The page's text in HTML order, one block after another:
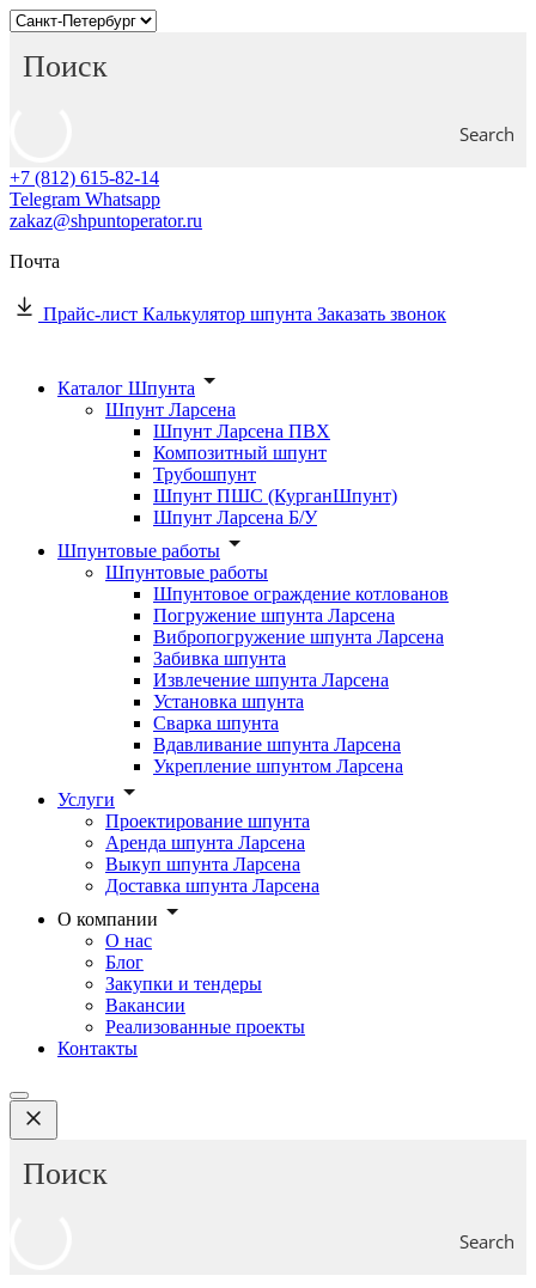
Search
+7 (812) 615-82-14
Telegram Whatsapp
zakaz@shpuntoperator.ru
Почта
Прайс-лист Калькулятор шпунта Заказать звонок
Каталог Шпунта
Шпунт Ларсена
Шпунт Ларсена ПВХ
Композитный шпунт
Трубошпунт
Шпунт ПШС (КурганШпунт)
Шпунт Ларсена Б/У
Шпунтовые работы
Шпунтовые работы
Шпунтовое ограждение котлованов
Погружение шпунта Ларсена
Вибропогружение шпунта Ларсена
Забивка шпунта
Извлечение шпунта Ларсена
Установка шпунта
Сварка шпунта
Вдавливание шпунта Ларсена
Укрепление шпунтом Ларсена
Услуги
Проектирование шпунта
Аренда шпунта Ларсена
Выкуп шпунта Ларсена
Доставка шпунта Ларсена
О компании
О нас
Блог
Закупки и тендеры
Вакансии
Реализованные проекты
Контакты
Search